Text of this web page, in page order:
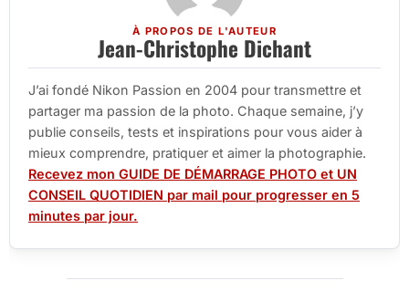
À PROPOS DE L'AUTEUR
Jean-Christophe Dichant
J’ai fondé Nikon Passion en 2004 pour transmettre et
partager ma passion de la photo. Chaque semaine, j’y
publie conseils, tests et inspirations pour vous aider à
mieux comprendre, pratiquer et aimer la photographie.
Recevez mon GUIDE DE DÉMARRAGE PHOTO et UN
CONSEIL QUOTIDIEN par mail pour progresser en 5
minutes par jour.